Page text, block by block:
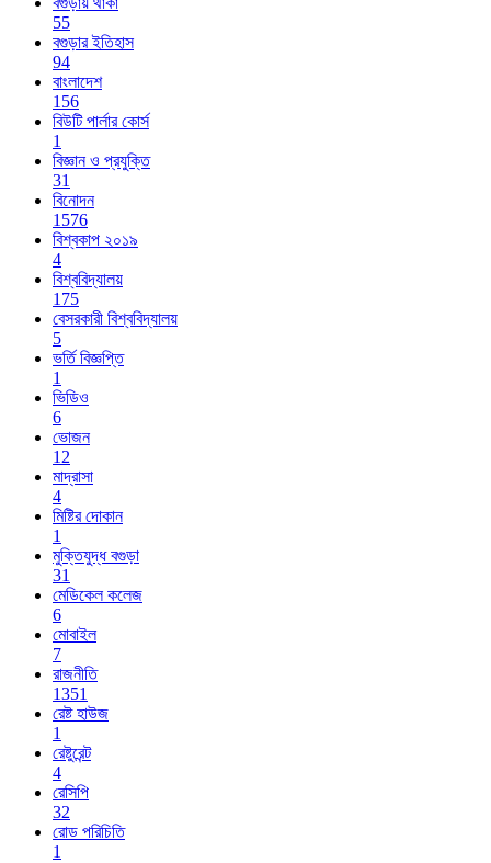
55
বগুড়ার ইতিহাস
94
বাংলাদেশ
156
বিউটি পার্লার কোর্স
1
বিজ্ঞান ও প্রযুক্তি
31
বিনোদন
1576
বিশ্বকাপ ২০১৯
4
বিশ্ববিদ্যালয়
175
বেসরকারী বিশ্ববিদ্যালয়
5
ভর্তি বিজ্ঞপ্তি
1
ভিডিও
6
ভোজন
12
মাদ্রাসা
4
মিষ্টির দোকান
1
মুক্তিযুদ্ধ বগুড়া
31
মেডিকেল কলেজ
6
মোবাইল
7
রাজনীতি
1351
রেষ্ট হাউজ
1
রেষ্টুরেন্ট
4
রেসিপি
32
রোড পরিচিতি
1